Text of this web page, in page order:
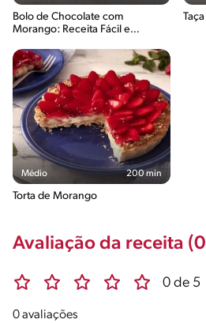
Bolo de Chocolate com
Morango: Receita Fácil e
Médio 200 min
Torta de Morango
Avaliação da receita
0 de 5
0 avaliações